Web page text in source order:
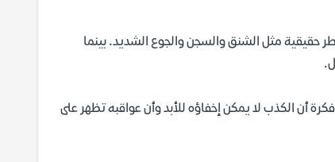
حقيقية مثل الشنق والسجن والجوع الشديد. بينما
أن الكذب لا يمكن إخفاؤه للأبد وأن عواقبه تظهر على